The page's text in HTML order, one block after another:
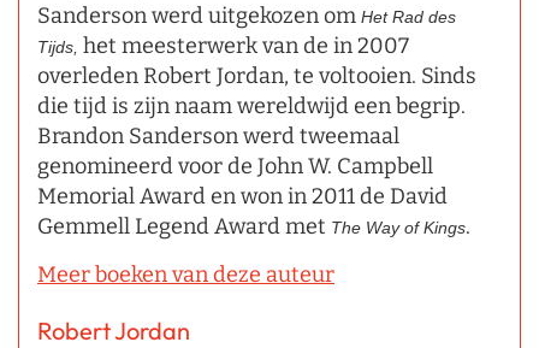
Sanderson werd uitgekozen om Het Rad des
Tijds, het meesterwerk van de in 2007
overleden Robert Jordan, te voltooien. Sinds
die tijd is zijn naam wereldwijd een begrip.
Brandon Sanderson werd tweemaal
genomineerd voor de John W. Campbell
Memorial Award en won in 2011 de David
Gemmell Legend Award met The Way of Kings.
Meer boeken van deze auteur
Robert Jordan